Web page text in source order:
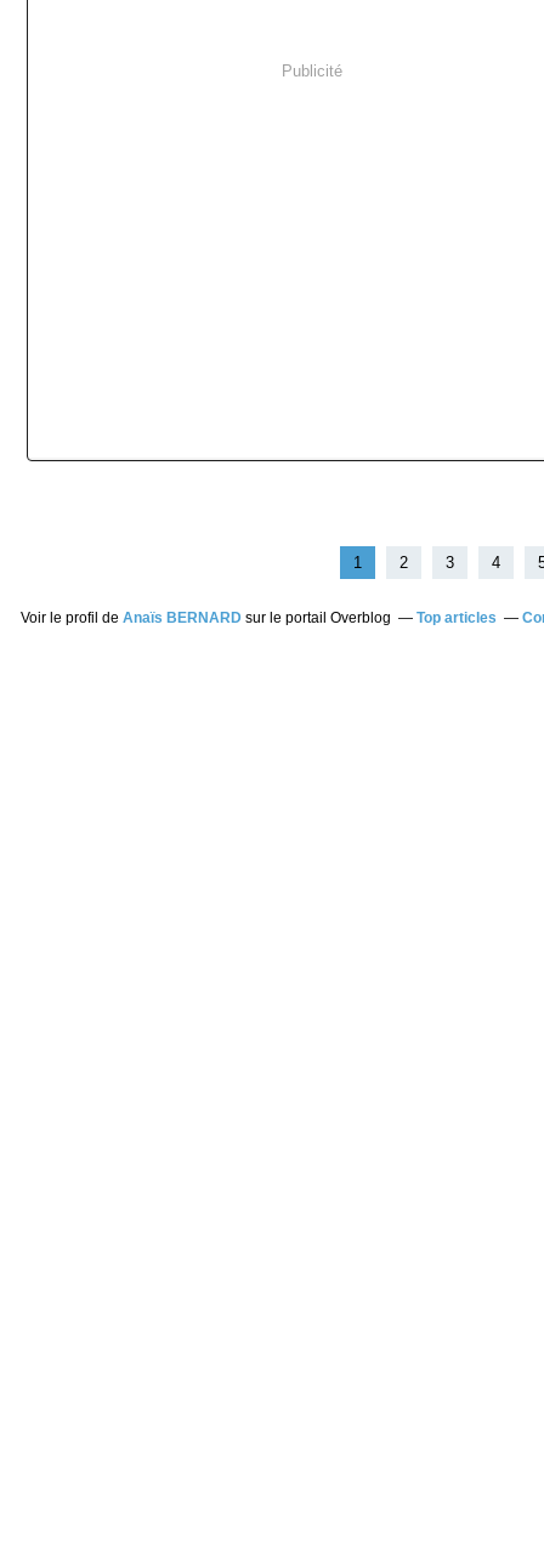
Publicité
1 2 3 4
Voir le profil de Anaïs BERNARDsur le portail Overblog Top articles